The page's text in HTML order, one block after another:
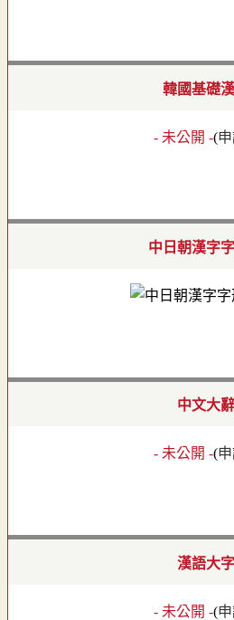
韓國基礎
- 未公開 -(
中日朝漢字
中文大
- 未公開 -(
漢語大
- 未公開 -(